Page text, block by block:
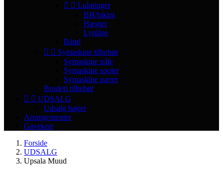
  Lukninger
BH/bikini
Hægter
Lynlåse
Bånd
  Symaskine tilbehør
Symaskine nåle
Symaskine spoler
Symaskine pærer
Broderi tilbehør
  UDSALG
Udsalg bøger
Arrangementer
Gavekort
Forside
UDSALG
Upsala Muud